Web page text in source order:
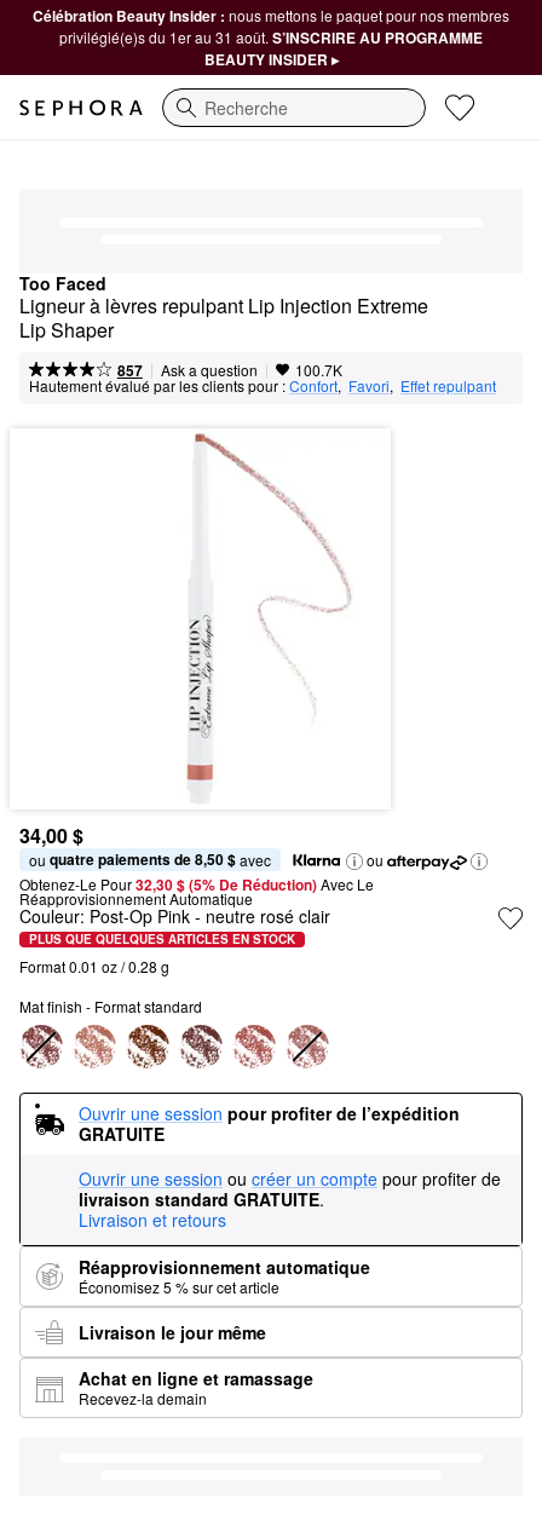
Célébration Beauty Insider : nous mettons le paquet pour nos membres
privilégié(e)s du 1er au 31 août. S’INSCRIRE AU PROGRAMME
BEAUTY INSIDER ▸
Recherche
Too Faced
Ligneur à lèvres repulpant Lip Injection Extreme
Lip Shaper
857 | Ask a question | 100.7K
Hautement évalué par les clients pour :Confort, Favori, Effet repulpant
34,00 $
ou quatre paiements de 8,50 $ avec
ou
Obtenez-Le Pour32,30 $ (5% De Réduction) Avec Le
Réapprovisionnement Automatique
Couleur: Post-Op Pink - neutre rosé clair
PLUS QUE QUELQUES ARTICLES EN STOCK
Format 0.01 oz / 0.28 g
Mat finish - Format standard
Ouvrir une session pour profiter de l’expédition
GRATUITE
Ouvrir une session ou créer un compte pour profiter de
livraison standard GRATUITE.
Livraison et retours
Réapprovisionnement automatique
Économisez 5 % sur cet article
Livraison le jour même
Achat en ligne et ramassage
Recevez-la demain